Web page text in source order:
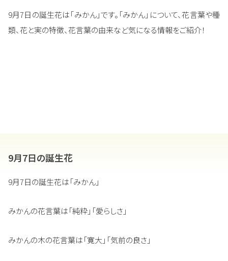
9月7日の誕生花は「みかん」です。「みかん」について、花言葉や種
類、花と実の特徴、花言葉の由来など気になる情報をご紹介！
9月7日の誕生花
9月7日の誕生花は「みかん」
みかんの花言葉は「純粋」「愛らしさ」
みかんの木の花言葉は「寛大」「気前の良さ」